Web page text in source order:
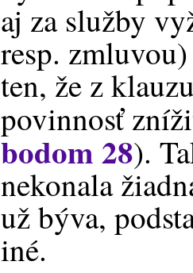
aj za služby
resp.
ten, že z
povinnosť
bodom 28).
nekonala
už býva,
iné.